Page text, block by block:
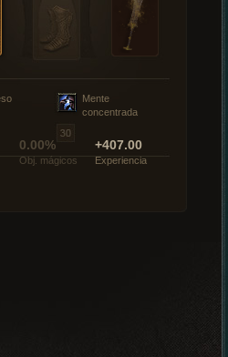
Mente
concentrada
0.00%
Obj. mágicos
+407.00
Experiencia